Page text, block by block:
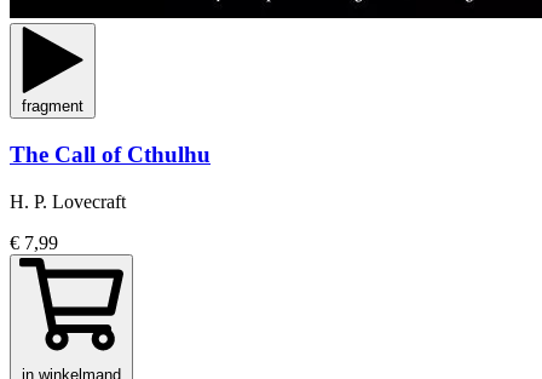
fragment
The Call of Cthulhu
H. P. Lovecraft
€ 7,99
in winkelmand